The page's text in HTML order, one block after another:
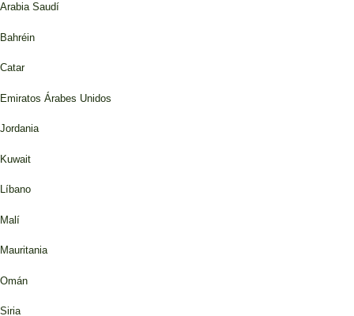
Arabia Saudí
Bahréin
Catar
Emiratos Árabes Unidos
Jordania
Kuwait
Líbano
Malí
Mauritania
Omán
Siria